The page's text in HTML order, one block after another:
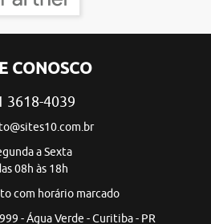
CONOSCO
3618-4039
a Sexta
08h às 18h
com horário marcado
- Água Verde - Curitiba - PR